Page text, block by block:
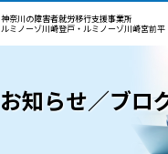
神奈川の障害者就労移行支援事業所
ルミノーゾ川崎登戸・ルミノーゾ川崎宮前平
お知らせ／ブロ